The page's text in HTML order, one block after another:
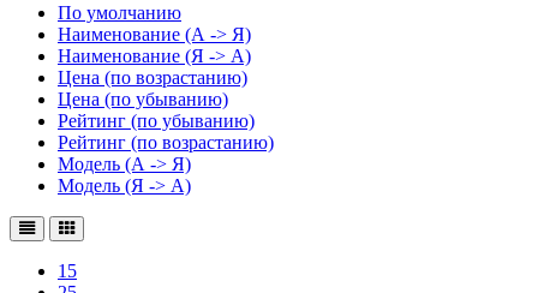
По умолчанию
Наименование (А -> Я)
Наименование (Я -> А)
Цена (по возрастанию)
Цена (по убыванию)
Рейтинг (по убыванию)
Рейтинг (по возрастанию)
Модель (А -> Я)
Модель (Я -> А)
15